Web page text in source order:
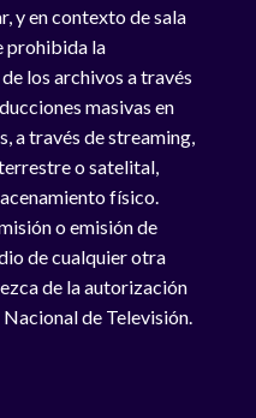
y en contexto de sala
prohibida la
los archivos a través
masivas en
a través de streaming,
o satelital,
físico.
o emisión de
de cualquier otra
de la autorización
de Televisión.